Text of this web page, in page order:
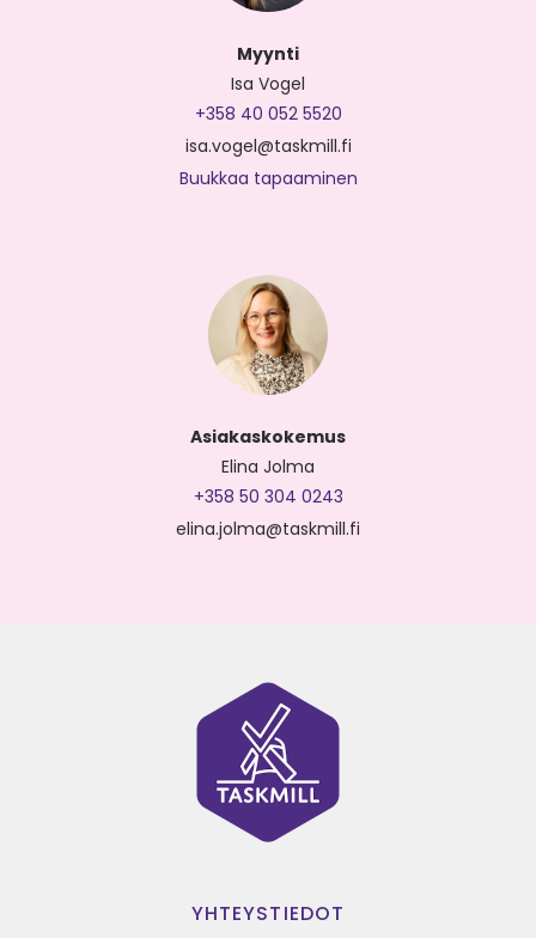
Myynti
Isa Vogel
+358 40 052 5520
isa.vogel@taskmill.fi
Buukkaa tapaaminen
Asiakaskokemus
Elina Jolma
+358 50 304 0243
elina.jolma@taskmill.fi
YHTEYSTIEDOT